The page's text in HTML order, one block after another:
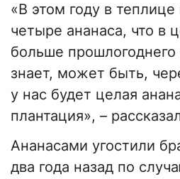
«В этом году в
четыре ананаса, что в
больше
знает, может быть,
у нас будет целая
плантация», –
Ананасами угостили
два года назад по